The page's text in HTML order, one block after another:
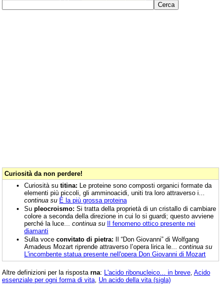
Curiosità da non perdere!
Curiosità su titina: Le proteine sono composti organici formate da
elementi più piccoli, gli amminoacidi, uniti tra loro attraverso i...
continua su È la più grossa proteina
Su pleocroismo: Si tratta della proprietà di un cristallo di cambiare
colore a seconda della direzione in cui lo si guardi; questo avviene
perché la luce... continua su Il fenomeno ottico presente nei
diamanti
Sulla voce convitato di pietra: Il “Don Giovanni” di Wolfgang
Amadeus Mozart riprende attraverso l’opera lirica le... continua su
L'incombente statua presente nell'opera Don Giovanni di Mozart
Altre definizioni per la risposta rna: L'acido ribonucleico... in breve Acido
essenziale per ogni forma di vita Un acido della vita (sigla)